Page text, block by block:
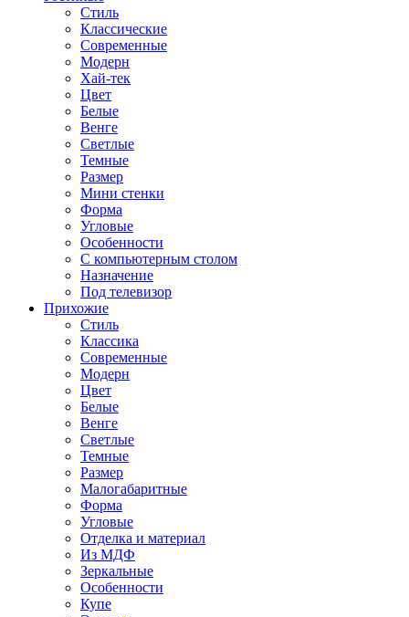
Стиль
Классические
Современные
Модерн
Хай-тек
Цвет
Белые
Венге
Светлые
Темные
Размер
Мини стенки
Форма
Угловые
Особенности
С компьютерным столом
Назначение
Под телевизор
Прихожие
Стиль
Классика
Современные
Модерн
Цвет
Белые
Венге
Светлые
Темные
Размер
Малогабаритные
Форма
Угловые
Отделка и материал
Из МДФ
Зеркальные
Особенности
Купе